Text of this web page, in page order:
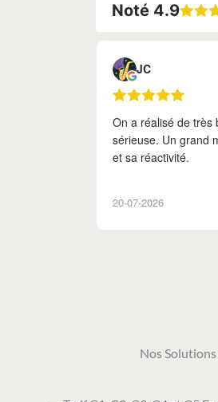
Noté 4.9
Erwin Mahé
Accompagnement
d'électricité ! Merci
07-07-2026
Nos